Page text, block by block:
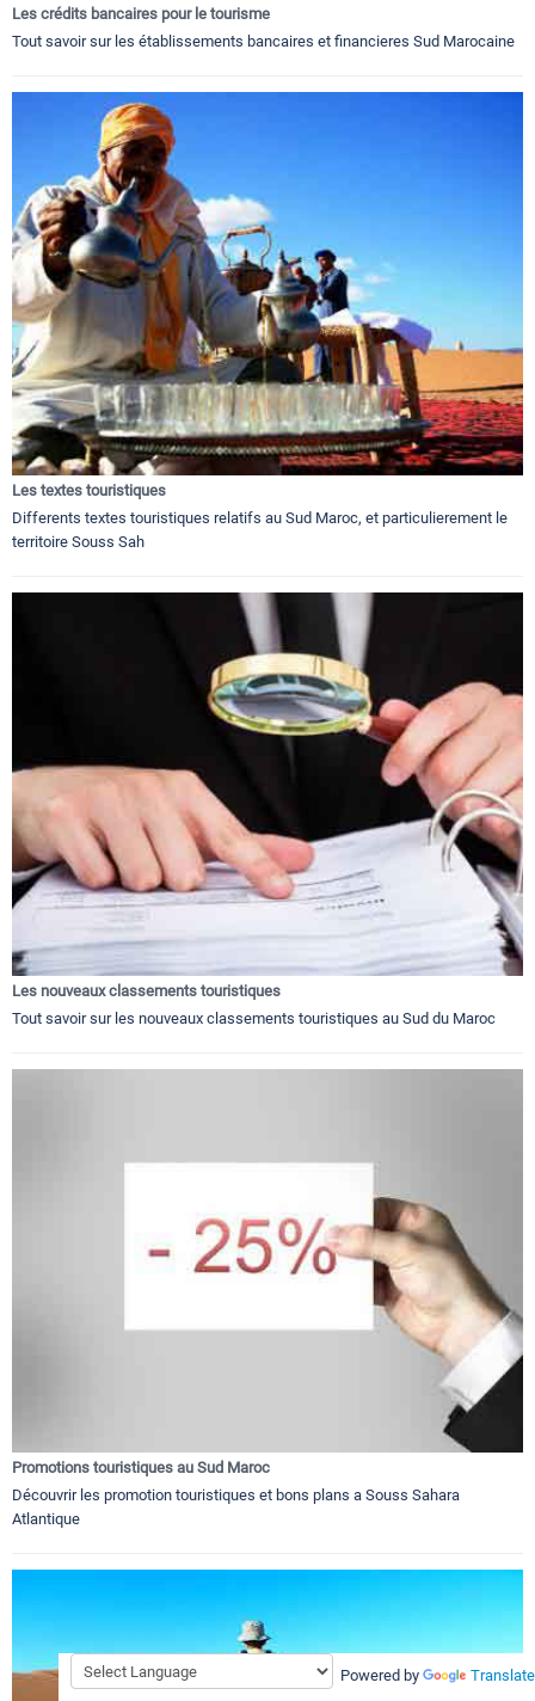
Les crédits bancaires pour le tourisme
Tout savoir sur les établissements bancaires et financieres Sud Marocaine
Les textes touristiques
Differents textes touristiques relatifs au Sud Maroc, et particulierement le
territoire Souss Sah
Les nouveaux classements touristiques
Tout savoir sur les nouveaux classements touristiques au Sud du Maroc
Promotions touristiques au Sud Maroc
Découvrir les promotion touristiques et bons plans a Souss Sahara
Atlantique
Powered by Translate